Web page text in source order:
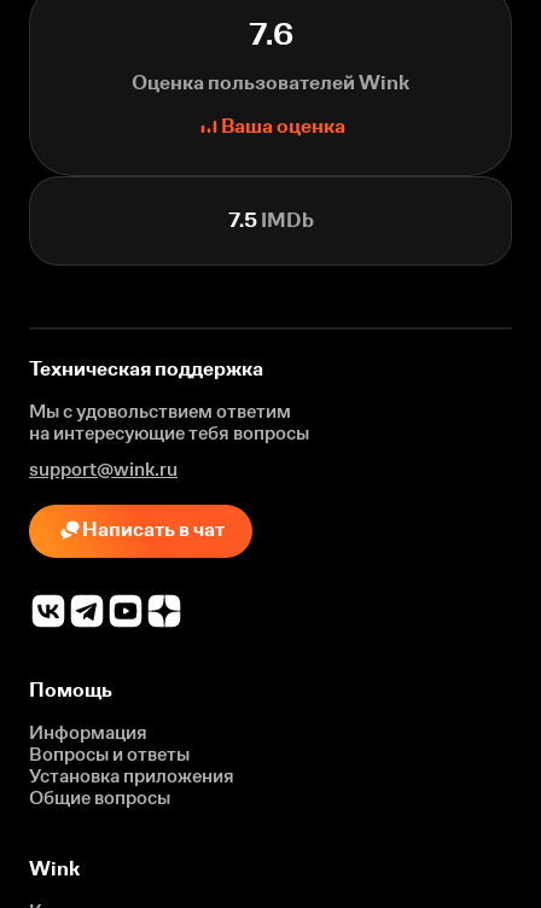
7.6
Оценка пользователей Wink
Ваша оценка
7.5IMDb
Техническая поддержка
Мы с удовольствием ответим
на интересующиетебя вопросы
support@wink.ru
Написать в чат
Помощь
Информация
Вопросы и ответы
Установка приложения
Общие вопросы
Wink